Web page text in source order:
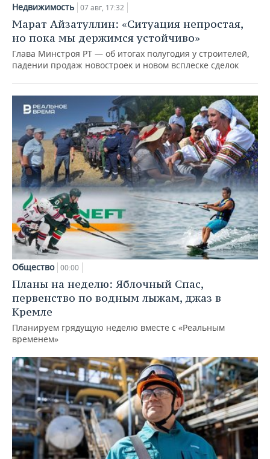
Недвижимость 07 авг, 17:32
Марат Айзатуллин: «Ситуация непростая,
но пока мы держимся устойчиво»
Глава Минстроя РТ — об итогах полугодия у строителей,
падении продаж новостроек и новом всплеске сделок
Общество 00:00
Планы на неделю: Яблочный Спас,
первенство по водным лыжам, джаз в
Кремле
Планируем грядущую неделю вместе с «Реальным
временем»